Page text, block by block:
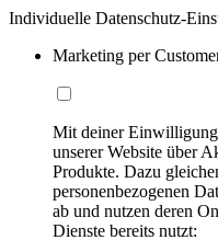
Individuelle Datenschutz-
Marketing per
Mit deiner
unserer Website über
Produkte. Dazu
personenbezogenen
ab und nutzen deren
Dienste bereits nutzt: